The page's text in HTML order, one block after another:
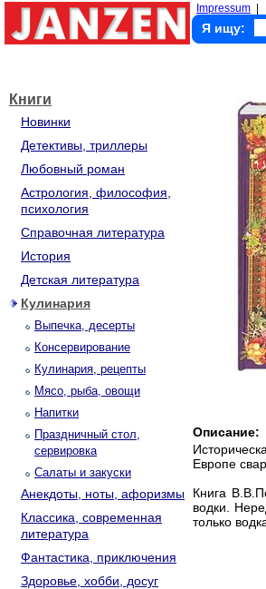
Impressum
Я ищу:
Книги
Новинки
Детективы, триллеры
Любовный роман
Астрология, философия,
психология
Справочная литература
История
Детская литература
Кулинария
Выпечка, десерты
Консервирование
Кулинария, рецепты
Мясо, рыба, овощи
Напитки
Праздничный стол,
сервировка
Салаты и закуски
Анекдоты, ноты, афоризмы
Классика, современная
литература
Фантастика, приключения
Здоровье, хобби, досуг
Описание:
Европе
Книга
водки.
только